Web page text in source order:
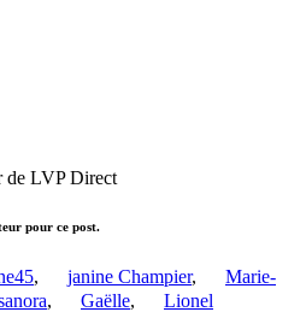
de LVP Direct
pour ce post.
, janine Champier,
Marie-
, Gaëlle,
Lionel